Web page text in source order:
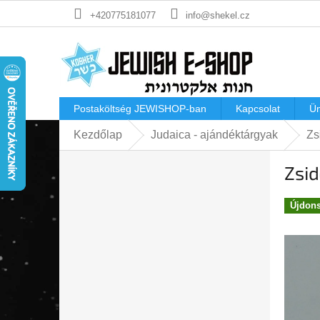
tartalomhoz
+420775181077 info@shekel.cz
Postaköltség JEWISHOP-ban Kapcsolat
Kezdőlap Judaica - ajándéktárgyak